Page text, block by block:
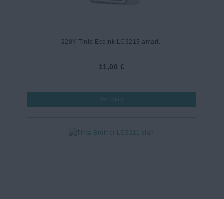
228Y Tinta EcoInk LC3213 amari..
11,00 €
Ver más